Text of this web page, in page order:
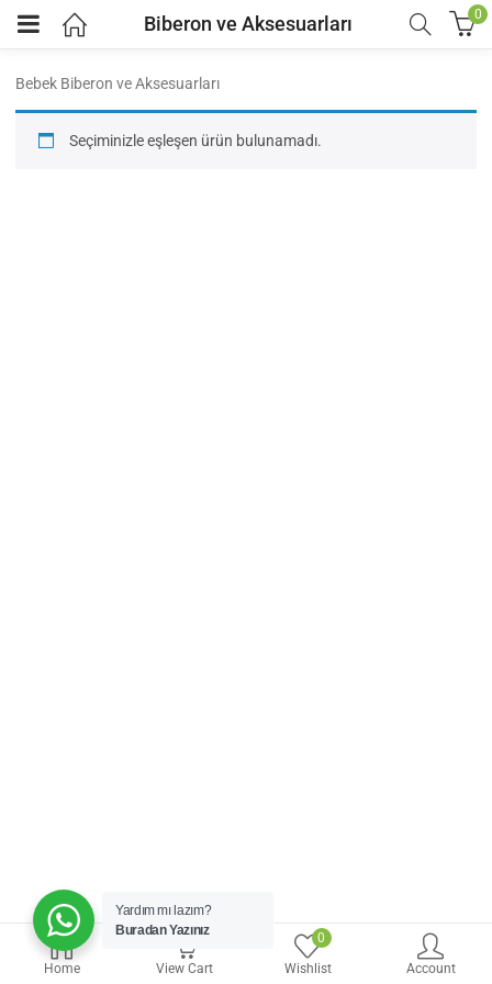
Biberon ve Aksesuarları 0
Home
0
View Cart
0
Wishlist
Account
Bebek Biberon ve Aksesuarları
Seçiminizle eşleşen ürün bulunamadı.
Yardım mı lazım?
Buradan Yazınız